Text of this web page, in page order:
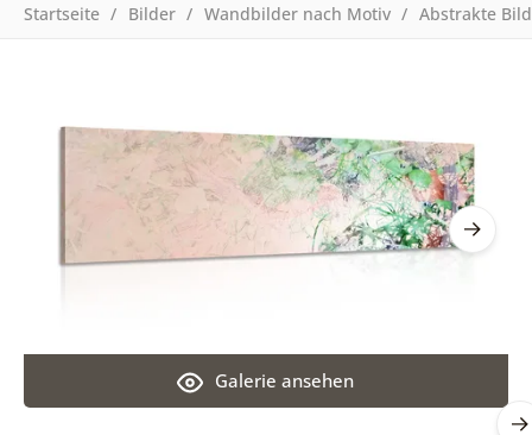
Startseite Bilder Wandbilder nach Motiv Abstrakte
Galerie ansehen